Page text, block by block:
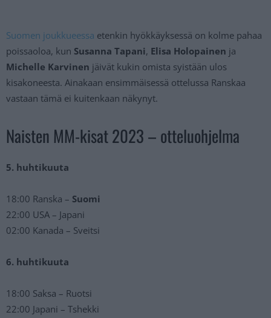
Suomen joukkueessa etenkin hyökkäyksessä on kolme pahaa
poissaoloa, kun Susanna Tapani, Elisa Holopainen ja
Michelle Karvinen jäivät kukin omista syistään ulos
kisakoneesta. Ainakaan ensimmäisessä ottelussa Ranskaa
vastaan tämä ei kuitenkaan näkynyt.
Naisten MM-kisat 2023 – otteluohjelma
5. huhtikuuta
18:00 Ranska – Suomi
22:00 USA – Japani
02:00 Kanada – Sveitsi
6. huhtikuuta
18:00 Saksa – Ruotsi
22:00 Japani – Tshekki